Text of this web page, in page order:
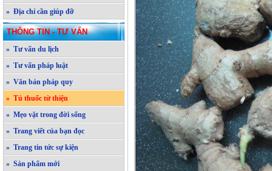
» Địa chỉ cần giúp đỡ
THÔNG TIN - TƯ VẤN
» Tư vấn du lịch
» Tư vấn pháp luật
» Văn bản pháp quy
» Tủ thuốc từ thiện
» Mẹo vặt trong đời sống
» Trang viết của bạn đọc
» Trang tin tức sự kiện
» Sản phẩm mới